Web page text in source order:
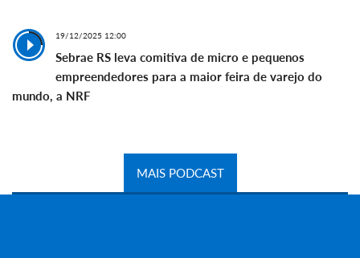
19/12/2025 12:00
Sebrae RS leva comitiva de micro e pequenos
empreendedores para a maior feira de varejo do
mundo, a NRF
MAIS PODCAST